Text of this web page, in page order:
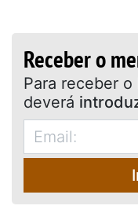
Receber o
Para receber o
deverá